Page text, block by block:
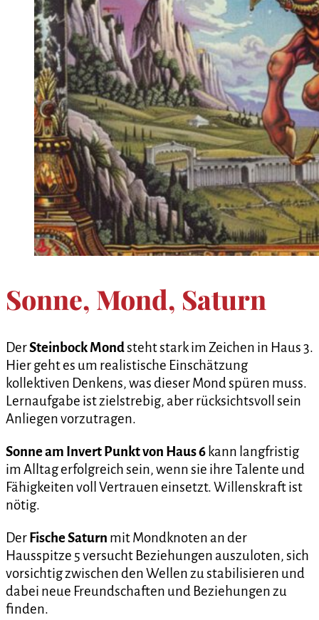
Sonne, Mond, Saturn
DerSteinbock Mondsteht stark im Zeichen in Haus 3.
Hier geht es um realistische Einschätzung
kollektiven Denkens, was dieser Mond spüren muss.
Lernaufgabe ist zielstrebig, aber rücksichtsvoll sein
Anliegen vorzutragen.
Sonne am Invert Punkt von Haus 6kann langfristig
im Alltag erfolgreich sein, wenn sie ihre Talente und
Fähigkeiten voll Vertrauen einsetzt. Willenskraft ist
nötig.
DerFische Saturn mit Mondknoten an der
Hausspitze 5 versucht Beziehungen auszuloten, sich
vorsichtig zwischen den Wellen zu stabilisieren und
dabei neue Freundschaften und Beziehungen zu
finden.